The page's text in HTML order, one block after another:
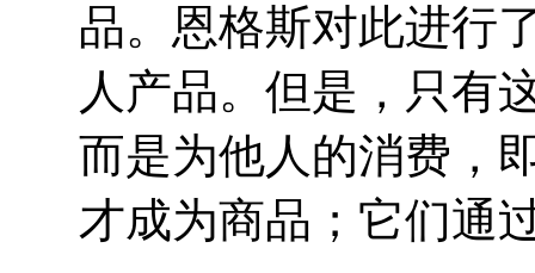
品。恩格斯对此进行
人产品。但是，只有
而是为他人的消费，
才成为商品；它们通